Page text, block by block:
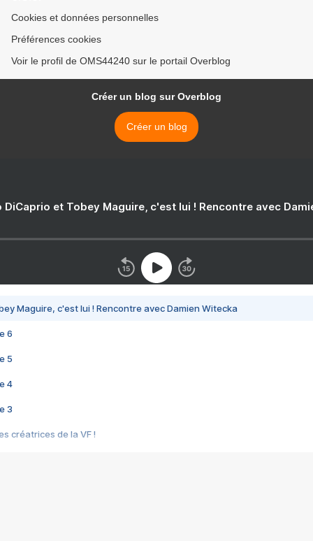
Cookies et données personnelles
Préférences cookies
Voir le profil de OMS44240 sur le portail Overblog
Créer un blog sur Overblog
Créer un blog
DiCaprio et Tobey Maguire, c'est lui ! Rencontre avec
Maguire, c'est lui ! Rencontre avec Damien Witecka
6
5
4
3
créatrices de la VF !